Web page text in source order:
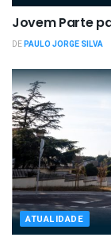
Jovem Parte
DEPAULO JORGE SILVA
ATUALIDADE